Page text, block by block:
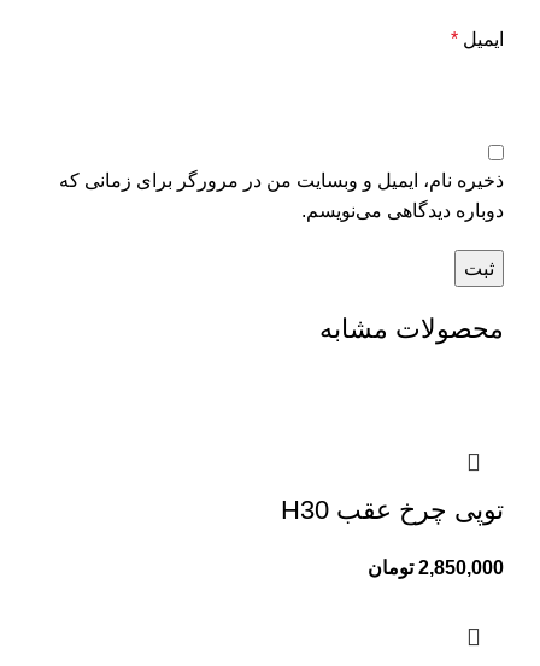
ایمیل *
ذخیره نام، ایمیل و وبسایت من در مرورگر برای زمانی که
دوباره دیدگاهی می‌نویسم.
محصولات مشابه
توپی چرخ عقب H30
2,850,000 تومان